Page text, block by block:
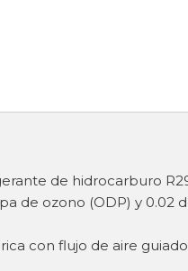
de hidrocarburo
de ozono (ODP) y 0.02
con flujo de aire